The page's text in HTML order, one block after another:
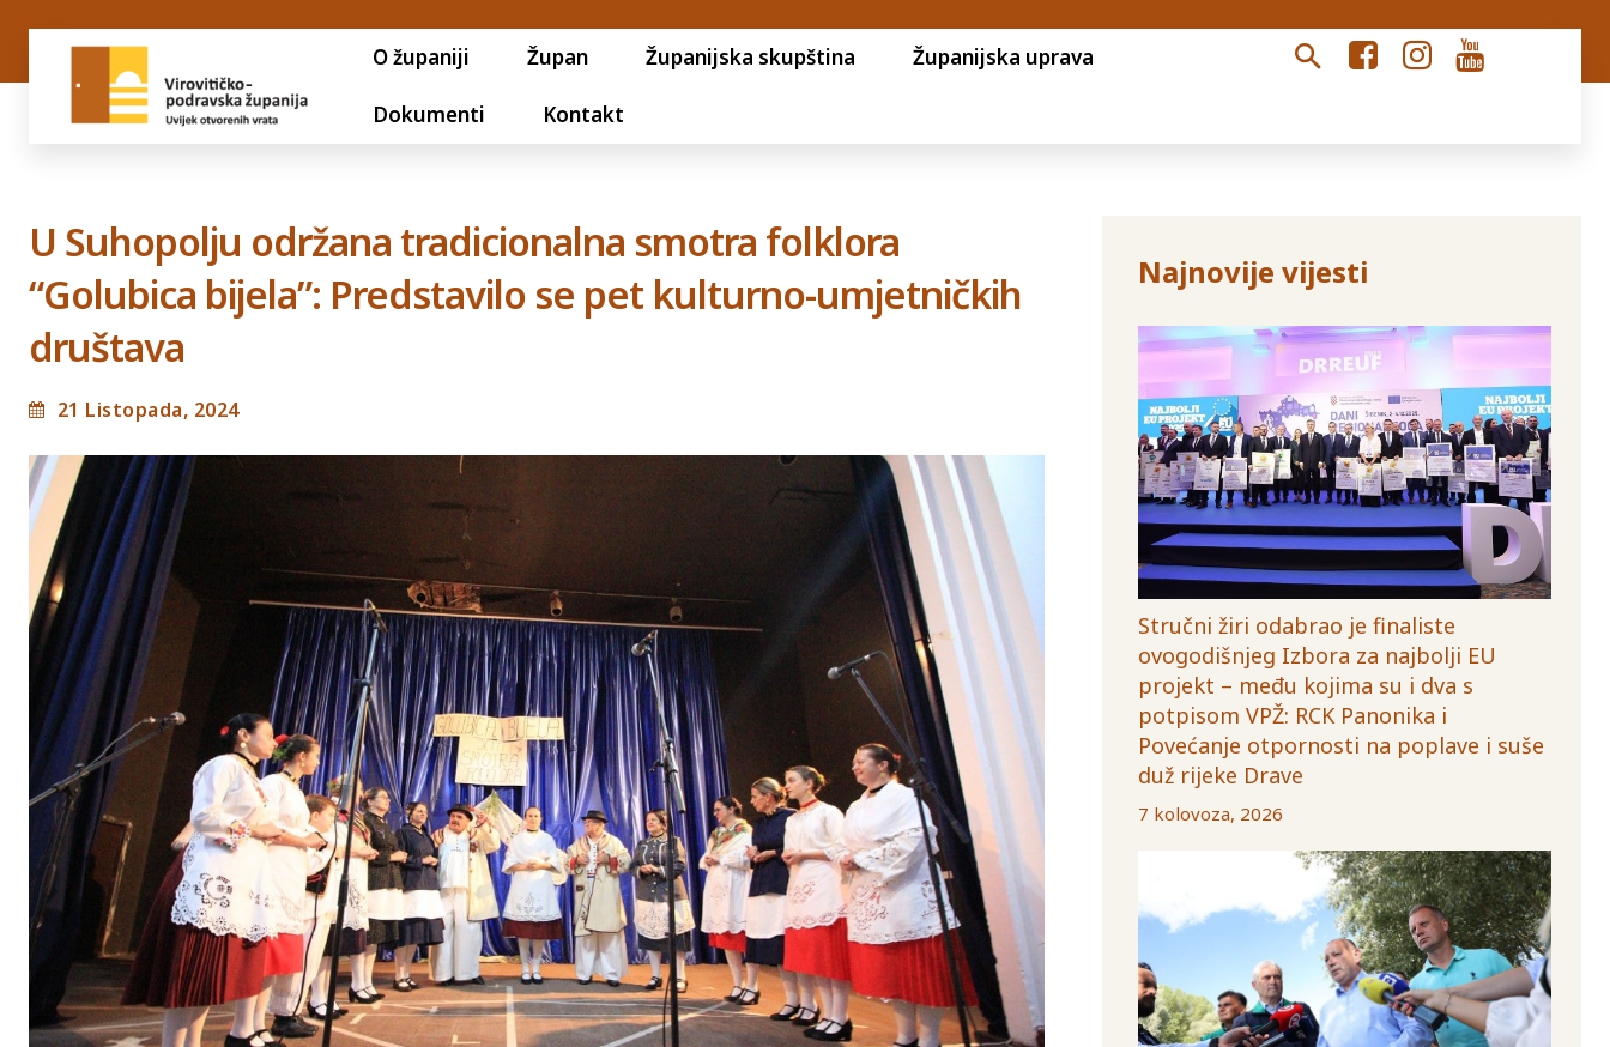
O županiji Župan Županijska skupština Županijska uprava
Dokumenti Kontakt
U Suhopolju održana tradicionalna smotra folklora
“Golubica bijela”: Predstavilo se pet kulturno-umjetničkih
društava
21 Listopada, 2024
Najnovije vijesti
Stručni žiri odabrao je finaliste
ovogodišnjeg Izbora za najbolji EU
projekt – među kojima su i dva s
potpisom VPŽ: RCK Panonika i
Povećanje otpornosti na poplave i suše
duž rijeke Drave
7 kolovoza, 2026